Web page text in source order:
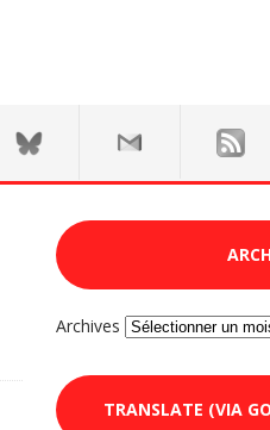
Archives
TRANSLATE (VIA